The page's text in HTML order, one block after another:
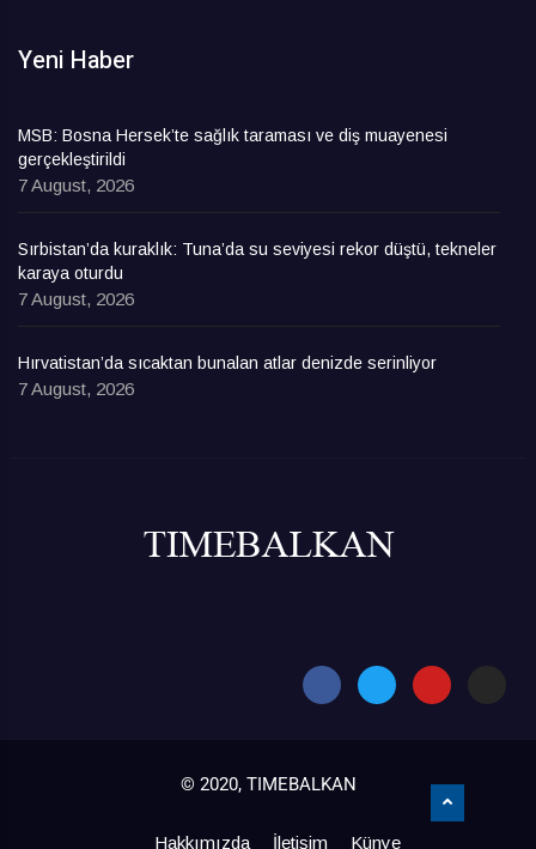
Yeni Haber
MSB: Bosna Hersek’te sağlık taraması ve diş muayenesi
gerçekleştirildi
7 August, 2026
Sırbistan’da kuraklık: Tuna’da su seviyesi rekor düştü, tekneler
karaya oturdu
7 August, 2026
Hırvatistan’da sıcaktan bunalan atlar denizde serinliyor
7 August, 2026
© 2020, TIMEBALKAN
Hakkımızda İletişim Künye